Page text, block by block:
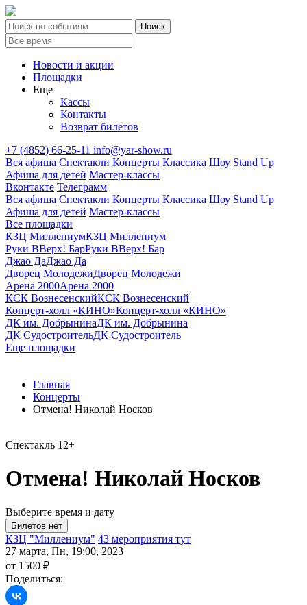
Новости и акции
Площадки
Еще
Кассы
Контакты
Возврат билетов
+7 (4852) 66-25-11 info@yar-show.ru
Вся афиша Спектакли Концерты Классика Шоу Stand Up
Афиша для детей Мастер-классы
Вконтакте Телеграмм
Вся афиша Спектакли Концерты Классика Шоу Stand Up
Афиша для детей Мастер-классы
Все площадки
КЗЦ МиллениумКЗЦ Миллениум
Руки ВВерх! БарРуки ВВерх! Бар
Джао ДаДжао Да
Дворец МолодежиДворец Молодежи
Арена 2000Арена 2000
КСК ВознесенскийКСК Вознесенский
Концерт-холл «КИНО»Концерт-холл «КИНО»
ДК им. ДобрынинаДК им. Добрынина
ДК СудостроительДК Судостроитель
Еще площадки
Главная
Концерты
Отмена! Николай Носков
Спектакль 12+
Отмена! Николай Носков
Выберите время и дату
КЗЦ "Миллениум" 43 мероприятия тут
27 марта, Пн, 19:00, 2023
от 1500 ₽
Поделиться: